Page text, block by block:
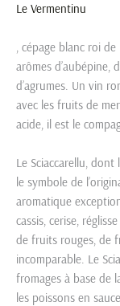
Le Vermentinu
, cépage blanc roi de
arômes d’aubépine,
d’agrumes. Un vin
avec les fruits de
acide, il est le
Le Sciaccarellu,
le symbole de
aromatique
cassis, cerise,
de fruits rouges, de
incomparable. Le
fromages à base de
les poissons en